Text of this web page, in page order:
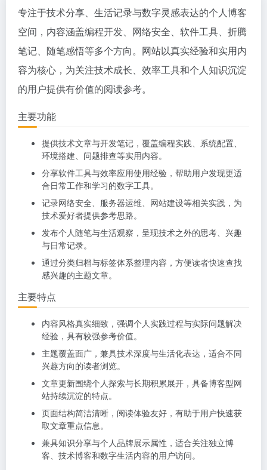
专注于技术分享、生活记录与数字灵感表达的个人博客
空间，内容涵盖编程开发、网络安全、软件工具、折腾
笔记、随笔感悟等多个方向。网站以真实经验和实用内
容为核心，为关注技术成长、效率工具和个人知识沉淀
的用户提供有价值的阅读参考。
主要功能
提供技术文章与开发笔记，覆盖编程实践、系统配置、
环境搭建、问题排查等实用内容。
分享软件工具与效率应用使用经验，帮助用户发现更适
合日常工作和学习的数字工具。
记录网络安全、服务器运维、网站建设等相关实践，为
技术爱好者提供参考思路。
发布个人随笔与生活观察，呈现技术之外的思考、兴趣
与日常记录。
通过分类归档与标签体系整理内容，方便读者快速查找
感兴趣的主题文章。
主要特点
内容风格真实细致，强调个人实践过程与实际问题解决
经验，具有较强参考价值。
主题覆盖面广，兼具技术深度与生活化表达，适合不同
兴趣方向的读者浏览。
文章更新围绕个人探索与长期积累展开，具备博客型网
站持续沉淀的特点。
页面结构简洁清晰，阅读体验友好，有助于用户快速获
取文章重点信息。
兼具知识分享与个人品牌展示属性，适合关注独立博
客、技术博客和数字生活内容的用户访问。